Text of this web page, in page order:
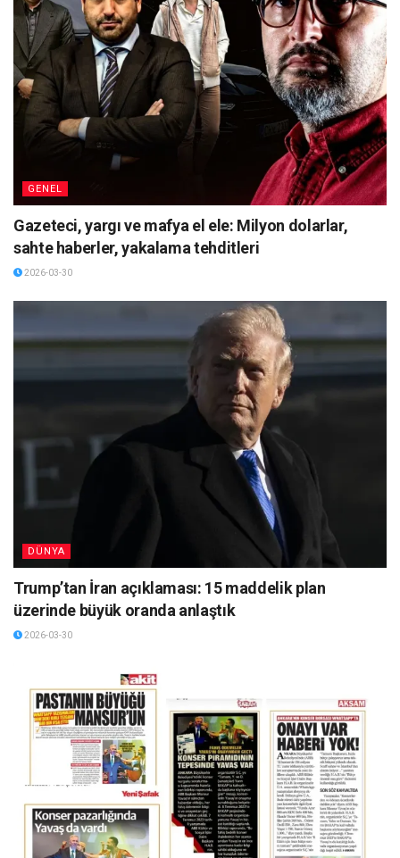
GENEL
Gazeteci, yargı ve mafya el ele: Milyon dolarlar,
sahte haberler, yakalama tehditleri
2026-03-30
DÜNYA
Trump’tan İran açıklaması: 15 maddelik plan
üzerinde büyük oranda anlaştık
2026-03-30